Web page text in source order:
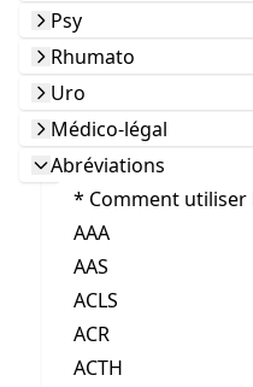
Psy
Rhumato
Uro
Médico-légal
Abréviations
* Comment utiliser
AAA
AAS
ACLS
ACR
ACTH